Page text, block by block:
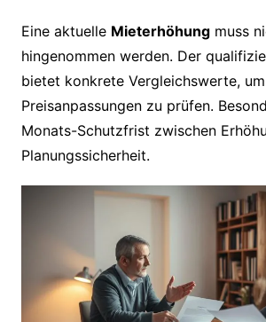
Eine aktuelle Mieterhöhungmuss
hingenommen werden. Der
bietet konkrete Vergleichswerte, um
Preisanpassungen zu prüfen.
Monats-Schutzfrist zwischen
Planungssicherheit.